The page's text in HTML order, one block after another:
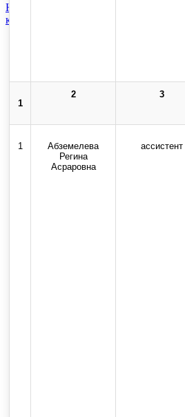
1
2 3
1
Абземелева
Регина
Асраровна
ассистент
Наука
категория
Copyright © 2013-2025 Официальный сайт